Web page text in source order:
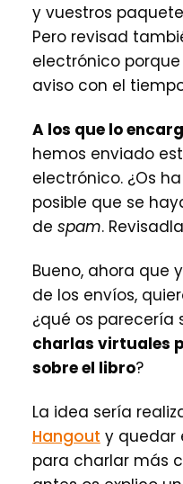
y vuestros
Pero revisad
electrónico
aviso con el
A los que lo
hemos enviado
electrónico. ¿Os
posible que se
de spam.
Bueno, ahora que
de los envíos,
¿qué os parecería
charlas virtuales
sobre el libro?
La idea sería
Hangout y quedar
para charlar más